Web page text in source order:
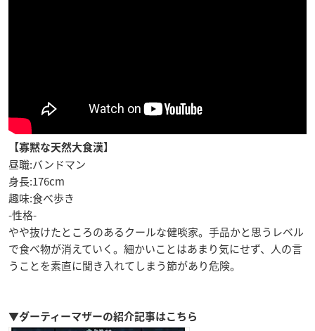
【寡黙な天然大食漢】
昼職:バンドマン
身長:176cm
趣味:食べ歩き
-性格-
やや抜けたところのあるクールな健啖家。手品かと思うレベル
で食べ物が消えていく。細かいことはあまり気にせず、人の言
うことを素直に聞き入れてしまう節があり危険。
▼ダーティーマザーの紹介記事はこちら